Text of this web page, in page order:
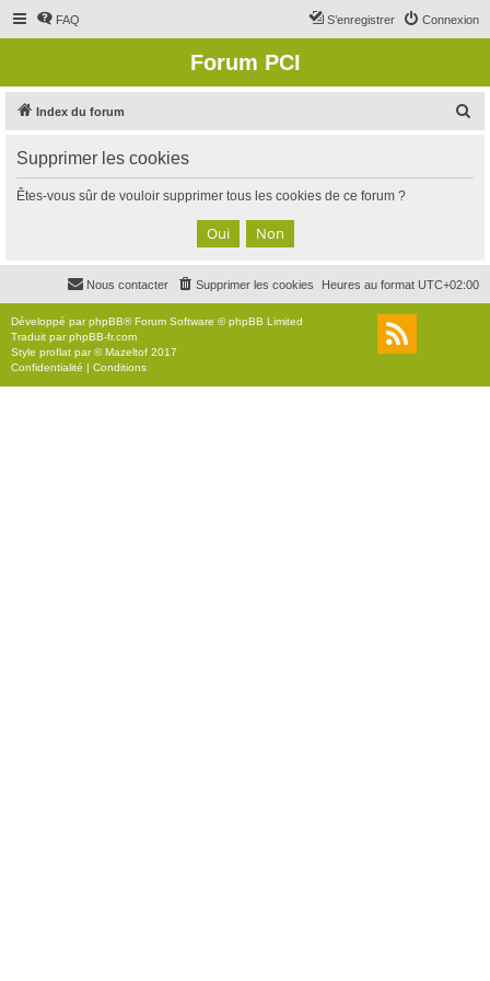
FAQ Connexion
S’enregistrer
Forum PCI
Index du forum
c
Supprimer les cookies
Êtes-vous sûr de vouloir supprimer tous les cookies de ce forum ?
Heures au format UTC+02:00
Supprimer les cookies
Nous contacter
Développé parphpBB® Forum Software © phpBB Limited
Traduit parphpBB-fr.com
Style proflat par ©Mazeltof 2017
Confidentialité | Conditions